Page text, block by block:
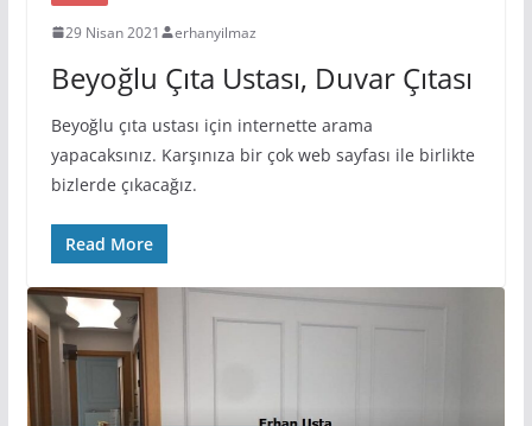
29 Nisan 2021 erhanyilmaz
Beyoğlu Çıta Ustası, Duvar Çıtası
Beyoğlu çıta ustası için internette arama
yapacaksınız. Karşınıza bir çok web sayfası ile birlikte
bizlerde çıkacağız.
Read More